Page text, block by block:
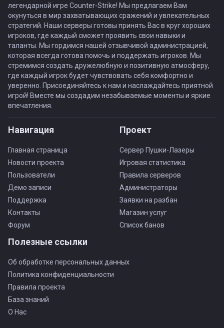
легендарной игре Counter-Strike! Мы предлагаем Вам
окунуться в мир захватывающих сражений и увлекательных
стратегий. Наши серверы готовы принять Вас в круг хороших
игроков, где каждый сможет проявить свои навыки и
таланты. Мы гордимся нашей отзывчивой администрацией,
которая всегда готова помочь и поддержать игроков. Мы
стремимся создать дружелюбную и позитивную атмосферу,
где каждый игрок будет чувствовать себя комфортно и
уверенно. Присоединяйтесь к нам и наслаждайтесь приятной
игрой! Вместе мы создадим незабываемые моменты и яркие
впечатления.
Навигация
Главная страница
Новости проекта
Пользователи
Демо записи
Поддержка
Контакты
Форум
Проект
Сервер Пушки-Лазеры
Игровая статистика
Правила серверов
Администраторы
Заявки на разбан
Магазин услуг
Список банов
Полезные ссылки
Об обработке персональных данных
Политика конфиденциальности
Правила проекта
База знаний
О Нас